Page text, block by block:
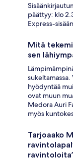
päättyy: klo
Express-
Mitä
sen
hyödyntää
ovat muun
Medora Auri
myös
Tarjoaako